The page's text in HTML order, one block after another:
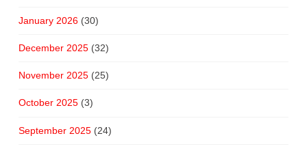
January 2026(30)
December 2025(32)
November 2025(25)
October 2025(3)
September 2025(24)